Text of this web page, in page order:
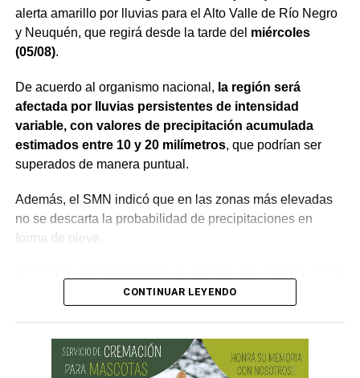
alerta amarillo por lluvias para el Alto Valle de Río Negro
y Neuquén, que regirá desde la tarde del miércoles
(05/08).
De acuerdo al organismo nacional, la región será
afectada por lluvias persistentes de intensidad
variable, con valores de precipitación acumulada
estimados entre 10 y 20 milímetros, que podrían ser
superados de manera puntual.
Además, el SMN indicó que en las zonas más elevadas
no se descarta la probabilidad de precipitaciones en
forma de nieve.
sólo 8°C, mientras que la mínima llegaría a los 0°C,
No obstante, se prevén mejoras desde el jueves (06/08),
CONTINUAR LEYENDO